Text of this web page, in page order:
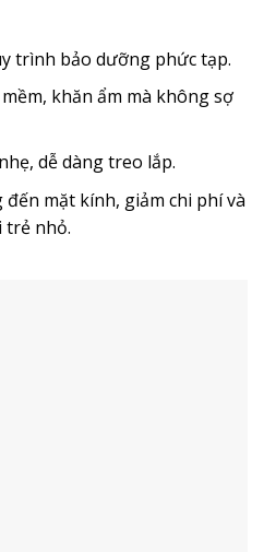
trình bảo dưỡng phức tạp.
khăn ẩm mà không sợ
dễ dàng treo lắp.
mặt kính, giảm chi phí và
trẻ nhỏ.